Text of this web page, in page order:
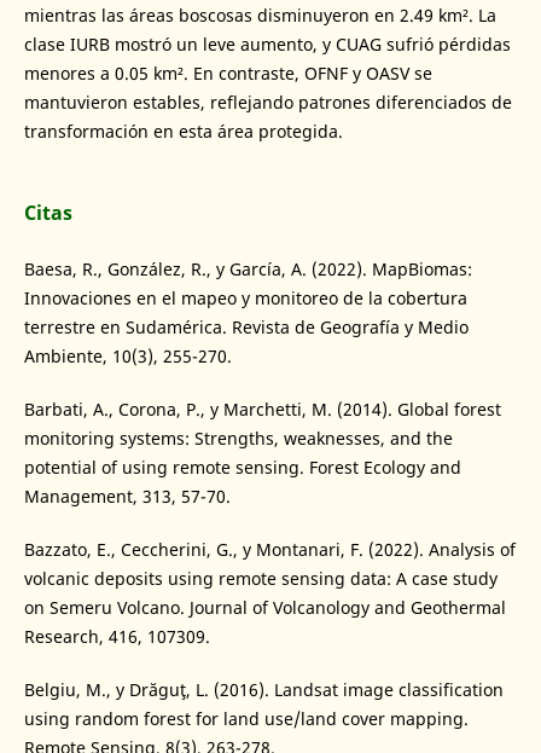
mientras las áreas boscosas disminuyeron en 2.49 km². La
clase IURB mostró un leve aumento, y CUAG sufrió pérdidas
menores a 0.05 km². En contraste, OFNF y OASV se
mantuvieron estables, reflejando patrones diferenciados de
transformación en esta área protegida.
Citas
Baesa, R., González, R., y García, A. (2022). MapBiomas:
Innovaciones en el mapeo y monitoreo de la cobertura
terrestre en Sudamérica. Revista de Geografía y Medio
Ambiente, 10(3), 255-270.
Barbati, A., Corona, P., y Marchetti, M. (2014). Global forest
monitoring systems: Strengths, weaknesses, and the
potential of using remote sensing. Forest Ecology and
Management, 313, 57-70.
Bazzato, E., Ceccherini, G., y Montanari, F. (2022). Analysis of
volcanic deposits using remote sensing data: A case study
on Semeru Volcano. Journal of Volcanology and Geothermal
Research, 416, 107309.
Belgiu, M., y Drăguţ, L. (2016). Landsat image classification
using random forest for land use/land cover mapping.
Remote Sensing, 8(3), 263-278.